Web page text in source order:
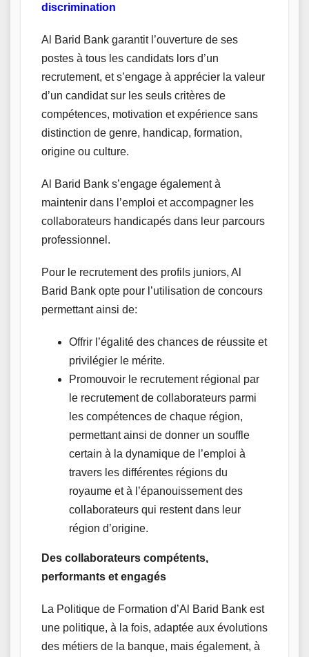
discrimination
Al Barid Bank garantit l’ouverture de ses
postes à tous les candidats lors d’un
recrutement, et s’engage à apprécier la valeur
d’un candidat sur les seuls critères de
compétences, motivation et expérience sans
distinction de genre, handicap, formation,
origine ou culture.
Al Barid Bank s’engage également à
maintenir dans l’emploi et accompagner les
collaborateurs handicapés dans leur parcours
professionnel.
Pour le recrutement des profils juniors, Al
Barid Bank opte pour l’utilisation de concours
permettant ainsi de:
Offrir l’égalité des chances de réussite et
privilégier le mérite.
Promouvoir le recrutement régional par
le recrutement de collaborateurs parmi
les compétences de chaque région,
permettant ainsi de donner un souffle
certain à la dynamique de l’emploi à
travers les différentes régions du
royaume et à l’épanouissement des
collaborateurs qui restent dans leur
région d’origine.
Des collaborateurs compétents,
performants et engagés
La Politique de Formation d’Al Barid Bank est
une politique, à la fois, adaptée aux évolutions
des métiers de la banque, mais également, à